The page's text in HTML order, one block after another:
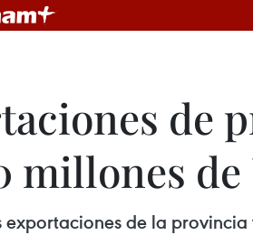
de
millones de
exportaciones de la